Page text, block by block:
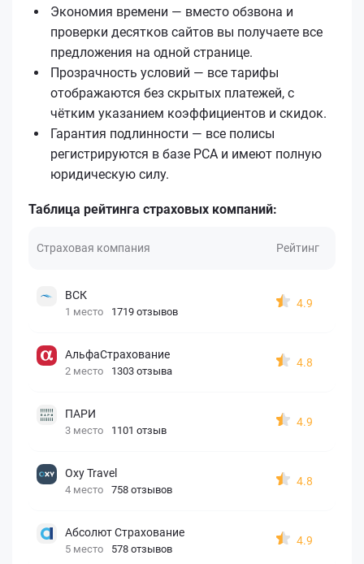
Экономия времени — вместо обзвона и
проверки десятков сайтов вы получаете все
предложения на одной странице.
Прозрачность условий — все тарифы
отображаются без скрытых платежей, с
чётким указанием коэффициентов и скидок.
Гарантия подлинности — все полисы
регистрируются в базе РСА и имеют полную
юридическую силу.
Таблица рейтинга страховых компаний:
Страховая компания Рейтинг
ВСК
1 место 1719 отзывов
4.9
АльфаСтрахование
2 место 1303 отзыва
4.8
ПАРИ
3 место 1101 отзыв
4.9
Oxy Travel
4 место 758 отзывов
4.8
Абсолют Страхование
5 место 578 отзывов
4.9